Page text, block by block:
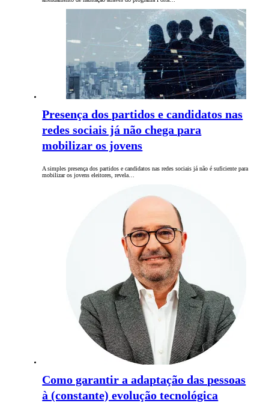
Presença dos partidos e candidatos nas
redes sociais já não chega para
mobilizar os jovens
A simples presença dos partidos e candidatos nas redes sociais já não é suficiente para
mobilizar os jovens eleitores, revela…
Como garantir a adaptação das pessoas
à (constante) evolução tecnológica